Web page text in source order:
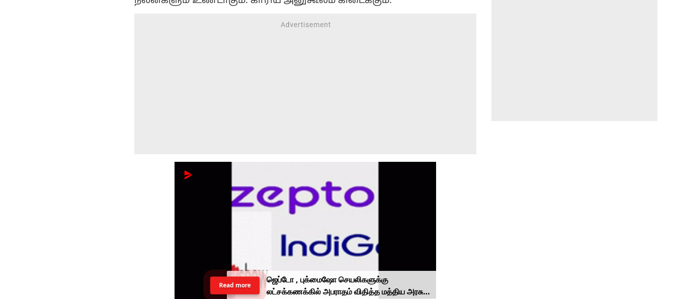
ஜெப்டோ , புக்மைஷோ செயலிகளுக்கு
லட்சக்கணக்கில் அபராதம் விதித்த மத்திய அரசு..
Read more